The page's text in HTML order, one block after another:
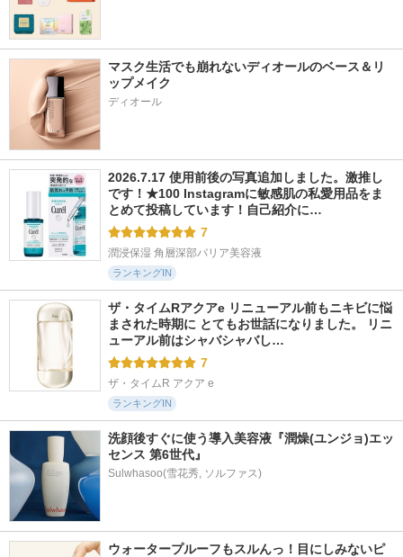
マスク生活でも崩れないディオールのベース＆リ
ップメイク
ディオール
2026.7.17 使用前後の写真追加しました。激推し
です！★100 Instagramに敏感肌の私愛用品をま
とめて投稿しています！自己紹介に…
7
潤浸保湿 角層深部バリア美容液
ランキングIN
ザ・タイムRアクアe リニューアル前もニキビに悩
まされた時期に とてもお世話になりました。 リニ
ューアル前はシャバシャバし…
7
ザ・タイムR アクア e
ランキングIN
洗顔後すぐに使う導入美容液『潤燥(ユンジョ)エッ
センス 第6世代』
ウォータープルーフもスルんっ！目にしみないピ